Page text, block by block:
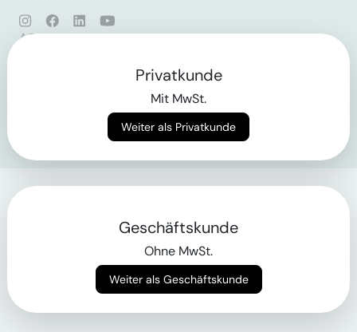
AGB
Privatkunde
Mit MwSt.
Weiter als Privatkunde
Geschäftskunde
Ohne MwSt.
Weiter als Geschäftskunde